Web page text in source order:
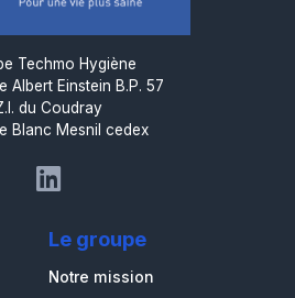
Techmo Hygiène
Albert Einstein B.P. 57
du Coudray
Blanc Mesnil cedex
Le groupe
Notre mission